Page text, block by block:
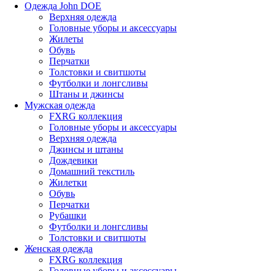
Одежда John DOE
Верхняя одежда
Головные уборы и аксессуары
Жилеты
Обувь
Перчатки
Толстовки и свитшоты
Футболки и лонгсливы
Штаны и джинсы
Мужская одежда
FXRG коллекция
Головные уборы и аксессуары
Верхняя одежда
Джинсы и штаны
Дождевики
Домашний текстиль
Жилетки
Обувь
Перчатки
Рубашки
Футболки и лонгсливы
Толстовки и свитшоты
Женская одежда
FXRG коллекция